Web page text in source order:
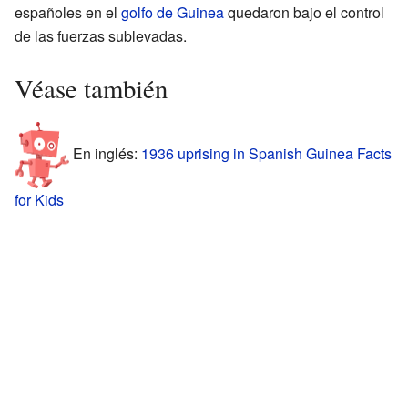
españoles en el golfo de Guineaquedaron bajo el control
de las fuerzas sublevadas.
Véase también
En inglés: 1936 uprising in Spanish Guinea Facts
for Kids